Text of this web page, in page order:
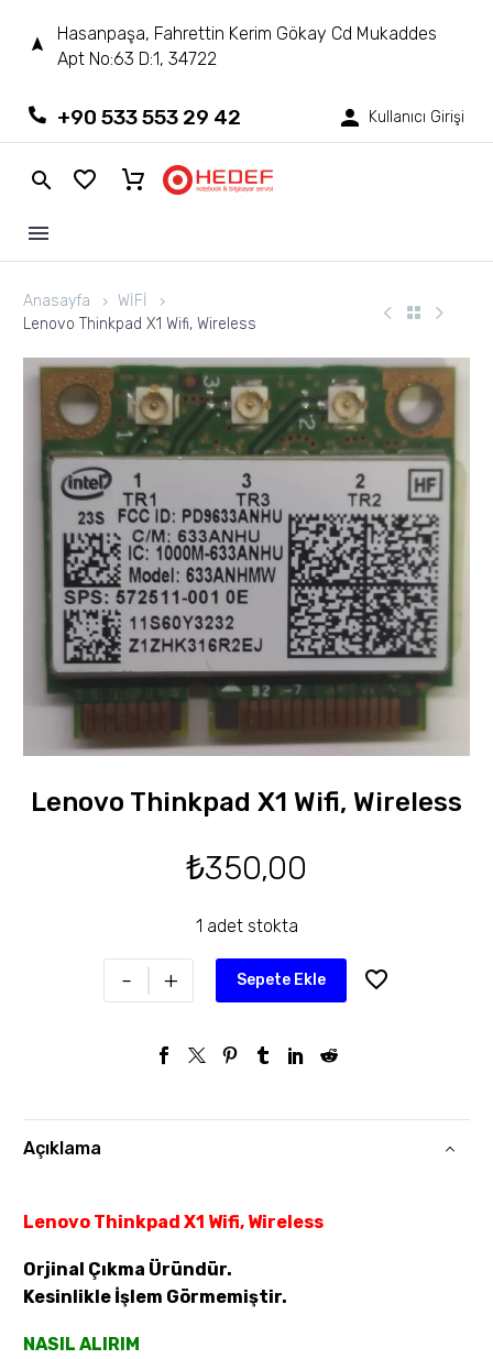
Hasanpaşa, Fahrettin Kerim Gökay Cd Mukaddes
Apt No:63 D:1, 34722
+90 533 553 29 42 Kullanıcı Girişi
Anasayfa
WİFİ
Lenovo Thinkpad X1 Wifi, Wireless
Lenovo Thinkpad X1 Wifi, Wireless
₺350,00
1 adet stokta
- + Sepete Ekle
Açıklama
Lenovo Thinkpad X1 Wifi, Wireless
Orjinal Çıkma Üründür.
Kesinlikle İşlem Görmemiştir.
NASIL ALIRIM